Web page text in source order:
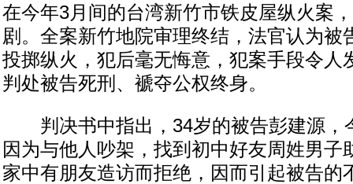
在今年3月间的台湾新竹市铁皮屋纵火案
剧。全案新竹地院审理终结，法官认为被
投掷纵火，犯后毫无悔意，犯案手段令人
判处被告死刑、褫夺公权终身。
判决书中指出，34岁的被告彭建源，
因为与他人吵架，找到初中好友周姓男子
家中有朋友造访而拒绝，因而引起被告的